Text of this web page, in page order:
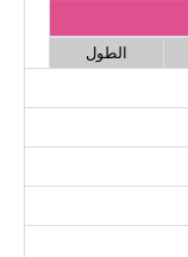
الطول
146